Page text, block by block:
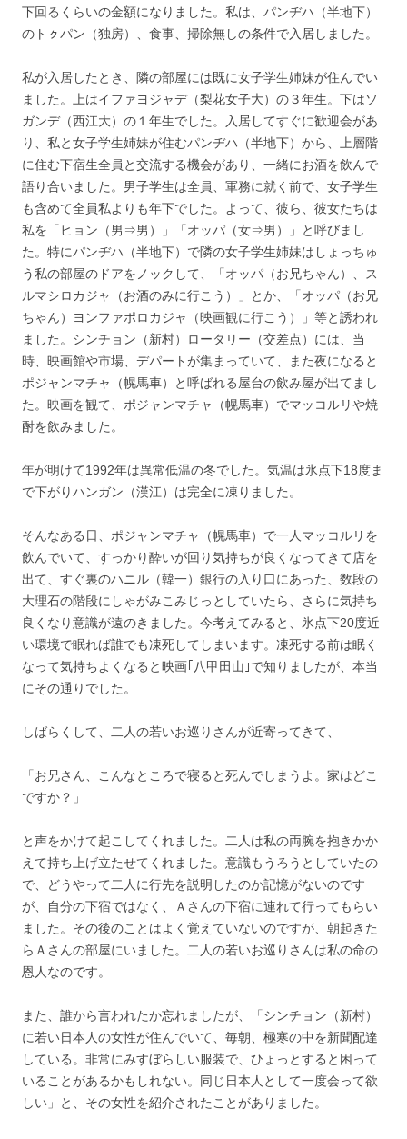
下回るくらいの金額になりました。私は、パンヂハ（半地下）
のトㇰパン（独房）、食事、掃除無しの条件で入居しました。
私が入居したとき、隣の部屋には既に女子学生姉妹が住んでい
ました。上はイファヨジャデ（梨花女子大）の３年生。下はソ
ガンデ（西江大）の１年生でした。入居してすぐに歓迎会があ
り、私と女子学生姉妹が住むパンヂハ（半地下）から、上層階
に住む下宿生全員と交流する機会があり、一緒にお酒を飲んで
語り合いました。男子学生は全員、軍務に就く前で、女子学生
も含めて全員私よりも年下でした。よって、彼ら、彼女たちは
私を「ヒョン（男⇒男）」「オッパ（女⇒男）」と呼びまし
た。特にパンヂハ（半地下）で隣の女子学生姉妹はしょっちゅ
う私の部屋のドアをノックして、「オッパ（お兄ちゃん）、ス
ルマシロカジャ（お酒のみに行こう）」とか、「オッパ（お兄
ちゃん）ヨンファポロカジャ（映画観に行こう）」等と誘われ
ました。シンチョン（新村）ロータリー（交差点）には、当
時、映画館や市場、デパートが集まっていて、また夜になると
ポジャンマチャ（幌馬車）と呼ばれる屋台の飲み屋が出てまし
た。映画を観て、ポジャンマチャ（幌馬車）でマッコルリや焼
酎を飲みました。
年が明けて1992年は異常低温の冬でした。気温は氷点下18度ま
で下がりハンガン（漢江）は完全に凍りました。
そんなある日、ポジャンマチャ（幌馬車）で一人マッコルリを
飲んでいて、すっかり酔いが回り気持ちが良くなってきて店を
出て、すぐ裏のハニル（韓一）銀行の入り口にあった、数段の
大理石の階段にしゃがみこみじっとしていたら、さらに気持ち
良くなり意識が遠のきました。今考えてみると、氷点下20度近
い環境で眠れば誰でも凍死してしまいます。凍死する前は眠く
なって気持ちよくなると映画｢八甲田山｣で知りましたが、本当
にその通りでした。
しばらくして、二人の若いお巡りさんが近寄ってきて、
「お兄さん、こんなところで寝ると死んでしまうよ。家はどこ
ですか？」
と声をかけて起こしてくれました。二人は私の両腕を抱きかか
えて持ち上げ立たせてくれました。意識もうろうとしていたの
で、どうやって二人に行先を説明したのか記憶がないのです
が、自分の下宿ではなく、Ａさんの下宿に連れて行ってもらい
ました。その後のことはよく覚えていないのですが、朝起きた
らＡさんの部屋にいました。二人の若いお巡りさんは私の命の
恩人なのです。
また、誰から言われたか忘れましたが、「シンチョン（新村）
に若い日本人の女性が住んでいて、毎朝、極寒の中を新聞配達
している。非常にみすぼらしい服装で、ひょっとすると困って
いることがあるかもしれない。同じ日本人として一度会って欲
しい」と、その女性を紹介されたことがありました。